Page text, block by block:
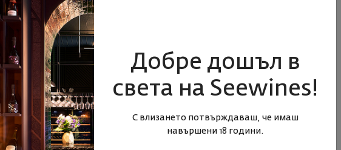
Добре дошъл в
света на Seewines!
С влизането потвърждаваш, че имаш
навършени 18 години.